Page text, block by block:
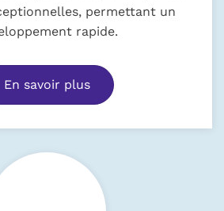
permettant un
rapide.
En savoir plus